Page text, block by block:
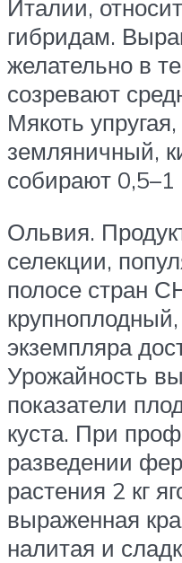
Италии,
гибридам.
желательно в
созревают
Мякоть
земляничный,
собирают 0,5–1
Ольвия.
селекции,
полосе стран
экземпляра
Урожайность
показатели
куста. При
разведении
растения 2 кг
выраженная
налитая и